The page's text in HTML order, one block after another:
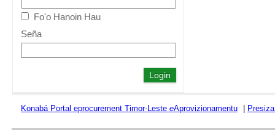
Fo'o Hanoin Hau
Seña
Konabá Portal eprocurement Timor-Leste eAprovizionamentu